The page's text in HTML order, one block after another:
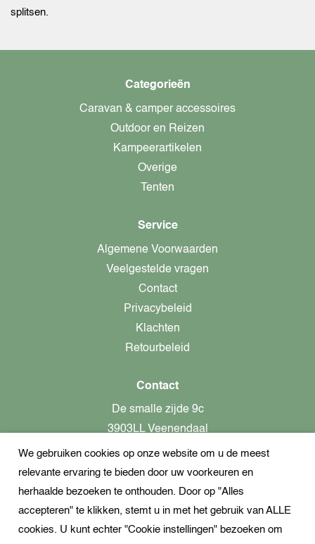
splitsen.
Categorieën
Caravan & camper accessoires
Outdoor en Reizen
Kampeerartikelen
Overige
Tenten
Service
Algemene Voorwaarden
Veelgestelde vragen
Contact
Privacybeleid
Klachten
Retourbeleid
Contact
De smalle zijde 9c
3903LL Veenendaal
alleen op afspraak aanwezig!
KvK-nummer: 82366799
Btw-nummer: nl862437301B01
We gebruiken cookies op onze website om u de meest
relevante ervaring te bieden door uw voorkeuren en
herhaalde bezoeken te onthouden. Door op "Alles
accepteren" te klikken, stemt u in met het gebruik van ALLE
cookies. U kunt echter "Cookie instellingen" bezoeken om